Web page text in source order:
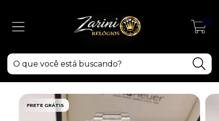
0
FRETE GRÁTIS